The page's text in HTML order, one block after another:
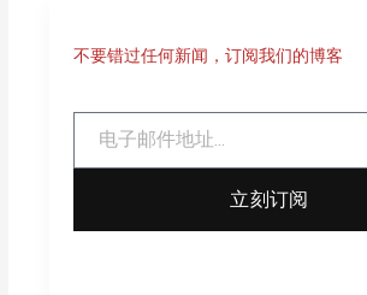
不要错过任何新闻，订阅我们的博客
立刻订阅